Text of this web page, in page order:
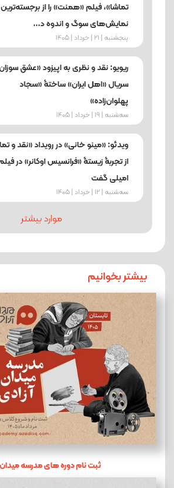
تماشا»، فیلم «همنت» را از برجسته‌ترین
نمایش‌های سوگ و اندوه د...
پنجشنبه | 21 | خرداد | 1405
ریویو: نقد و نظری به اپیزود «عشق
سریال «اهل ایران» ساختۀ «سجاد
پهلوان‌زاده»
ﺳﻪشنبه | 19 | خرداد | 1405
ویدئو: «مینو خانی» در رویداد «نقد و
از تجربۀ زیستۀ «فرانسیس اوکانر» در
امیلی گفت
ﺳﻪشنبه | 12 | خرداد | 1405
موارد بیشتر
بیشتر بخوانیم
ثبت نام دوره های مدرسه میدان